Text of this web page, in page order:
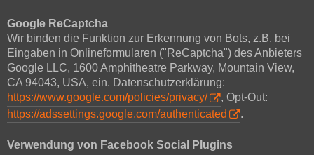
Google ReCaptcha
Wir binden die Funktion zur Erkennung von Bots, z.B. bei
Eingaben in Onlineformularen ("ReCaptcha") des Anbieters
Google LLC, 1600 Amphitheatre Parkway, Mountain View,
CA 94043, USA, ein. Datenschutzerklärung:
https://www.google.com/policies/privacy/
, Opt-Out:
https://adssettings.google.com/authenticated
.
Verwendung von Facebook Social Plugins